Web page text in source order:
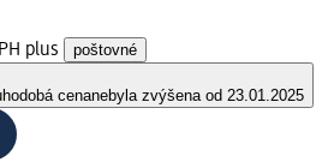
plus poštovné
cenanebyla zvýšena od 23.01.2025